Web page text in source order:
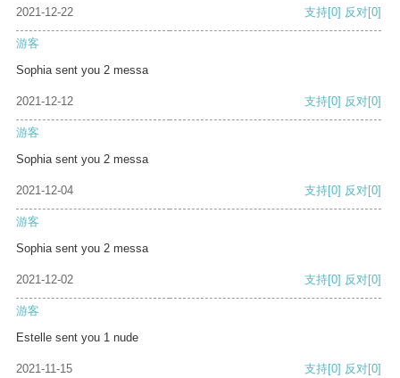
2021-12-22 支持[0] 反对[0]
游客
Sophia sent you 2 messa
2021-12-12 支持[0] 反对[0]
游客
Sophia sent you 2 messa
2021-12-04 支持[0] 反对[0]
游客
Sophia sent you 2 messa
2021-12-02 支持[0] 反对[0]
游客
Estelle sent you 1 nude
2021-11-15 支持[0] 反对[0]